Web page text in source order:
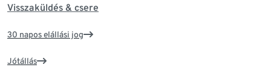
Visszaküldés & csere
30 napos elállási jog
Jótállás